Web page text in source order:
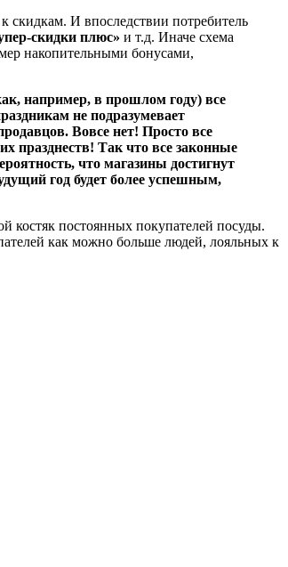
скидкам. И впоследствии потребитель
скидки плюс» и т.д. Иначе схема
накопительными бонусами,
например, в прошлом году) все
не подразумевает
Вовсе нет! Просто все
празднеств! Так что все законные
что магазины достигнут
год будет более успешным,
постоянных покупателей посуды.
как можно больше людей, лояльных к